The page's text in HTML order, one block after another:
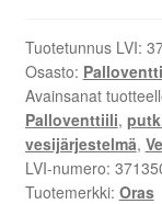
Tuotetunnus LVI:
Osasto:
Avainsanat
Palloventtiili,
vesijärjestelmä,
LVI-numero:
Tuotemerkki: Oras